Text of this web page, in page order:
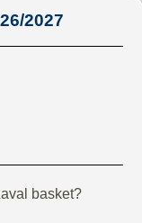
2027
basket?